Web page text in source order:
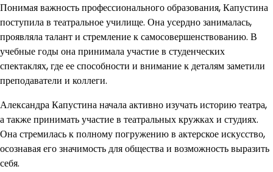
Понимая важность профессионального образования, Капустина
поступила в театральное училище. Она усердно занималась,
проявляла талант и стремление к самосовершенствованию. В
учебные годы она принимала участие в студенческих
спектаклях, где ее способности и внимание к деталям заметили
преподаватели и коллеги.
Александра Капустина начала активно изучать историю театра,
а также принимать участие в театральных кружках и студиях.
Она стремилась к полному погружению в актерское искусство,
осознавая его значимость для общества и возможность выразить
себя.